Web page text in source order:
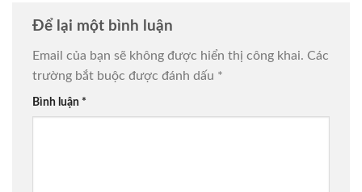
Để lại một bình luận
Email của bạn sẽ không được hiển thị công khai. Các
trường bắt buộc được đánh dấu *
Bình luận *